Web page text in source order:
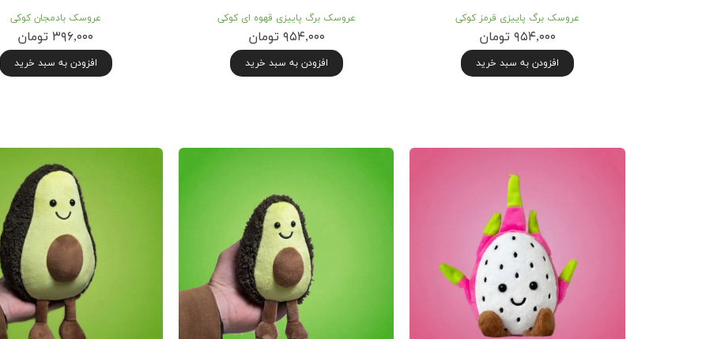
عروسک برگ پاییزی قرمز کوکی
۹۵۴,۰۰۰ تومان
افزودن به سبد خرید
عروسک برگ پاییزی قهوه ای کوکی
۹۵۴,۰۰۰ تومان
افزودن به سبد خرید
عروسک بادمجان کوکی
۳۹۶,۰۰۰ تومان
افزودن به سبد خرید